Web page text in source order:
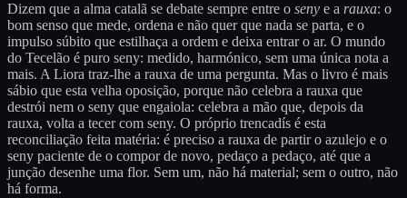
Dizem que a alma catalã se debate sempre entre o seny e a rauxa: o
bom senso que mede, ordena e não quer que nada se parta, e o
impulso súbito que estilhaça a ordem e deixa entrar o ar. O mundo
do Tecelão é puro seny: medido, harmónico, sem uma única nota a
mais. A Liora traz-lhe a rauxa de uma pergunta. Mas o livro é mais
sábio que esta velha oposição, porque não celebra a rauxa que
destrói nem o seny que engaiola: celebra a mão que, depois da
rauxa, volta a tecer com seny. O próprio trencadís é esta
reconciliação feita matéria: é preciso a rauxa de partir o azulejo e o
seny paciente de o compor de novo, pedaço a pedaço, até que a
junção desenhe uma flor. Sem um, não há material; sem o outro, não
há forma.